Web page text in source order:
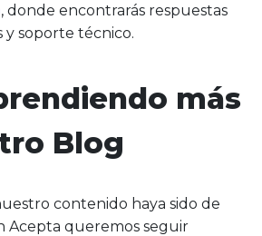
, donde encontrarás respuestas
y soporte técnico.
más
Blog
contenido haya sido de
Acepta queremos seguir